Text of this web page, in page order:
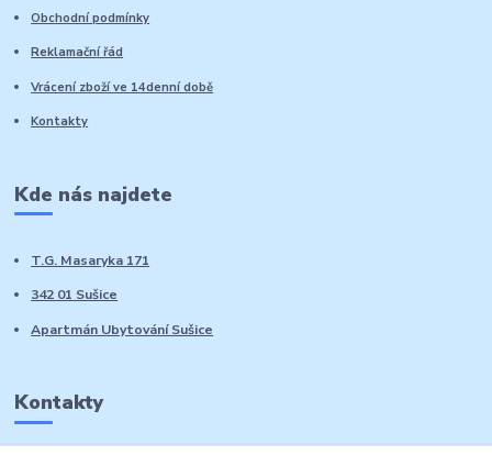
Obchodní podmínky
Reklamační řád
Vrácení zboží ve 14denní době
Kontakty
Kde nás najdete
T.G. Masaryka 171
342 01 Sušice
Apartmán Ubytování Sušice
Kontakty